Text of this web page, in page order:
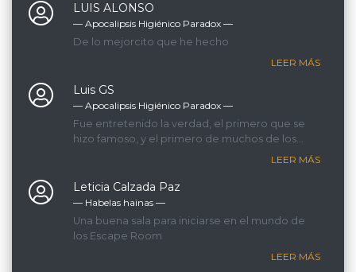
LUIS ALONSO
— Apocalipsis Higiénico Paradox ―
De lo mejorcito que he hecho
LEER MÁS
Luis GS
— Apocalipsis Higiénico Paradox ―
Fue entretenido la verdad, el primero que se
hizo famoso, y el primero de muchos de los
LEER MÁS
Leticia Calzada Paz
— Habelas hainas ―
Una buena sala para iniciarse en el mundo de
los Escape Room
LEER MÁS